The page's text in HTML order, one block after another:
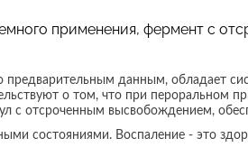
применения, фермент с
предварительным данным, обладает
о том, что при пероральном
с отсроченным высвобождением,
состояниями. Воспаление - это